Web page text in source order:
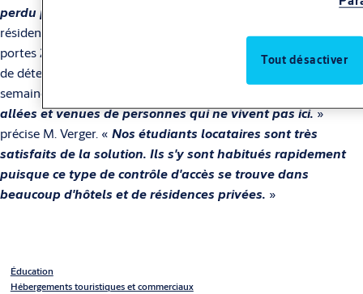
perdu peut être annulé facilement.
» ajoute M. Verger. À la
résidence Le Saint Côme, chaque étudiant peut ouvrir plusieurs
portes 24h/24 et 7j/7, tandis que les espaces communs — salle
de détente, laverie — restent accessibles de 6h30 à 23h30 en
semaine. «
allées et venues de personnes qui ne vivent pas ici.»
précise M. Verger. « Nos étudiants locataires sont très
satisfaits de la solution. Ils s'y sont habitués rapidement
puisque ce type de contrôle d'accès se trouve dans
beaucoup d'hôtels et de résidences privées. »
Éducation
Hébergements touristiques et commerciaux
Tout désactiver